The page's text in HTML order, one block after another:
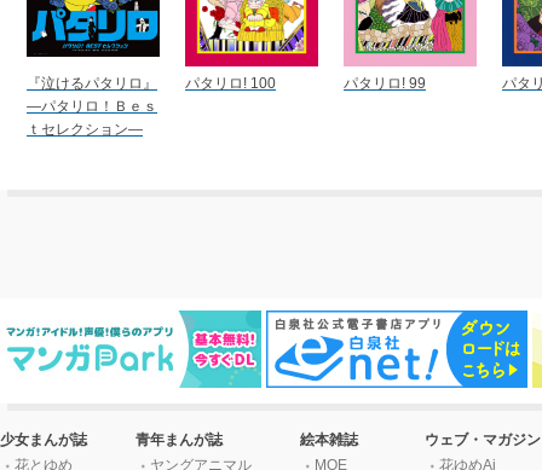
『泣けるパタリロ』
―パタリロ！Ｂｅｓ
ｔセレクション―
パタリロ! 100 パタリロ! 99 パタ
少女まんが誌
花とゆめ
青年まんが誌
ヤングアニマル
絵本雑誌
MOE
ウェブ・マガジン
花ゆめAi